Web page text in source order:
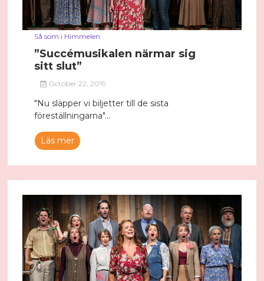
Så som i Himmelen
”Succémusikalen närmar sig
sitt slut”
October 22, 2019
"Nu släpper vi biljetter till de sista
föreställningarna"...
Läs mer